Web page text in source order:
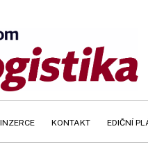
INZERCE KONTAKT EDIČNÍ